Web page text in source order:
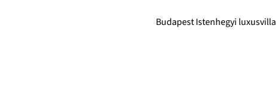
Budapest Istenhegyi luxusvilla